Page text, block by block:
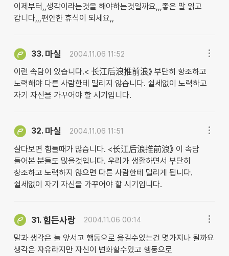
이제부터,,생각이라는것을 해야하는것일까요,,,좋은 말 읽고
갑니다,,,편안한 휴식이 되세요,,
33. 마실 2004.11.06 11:52
이런 속담이 있습니다.< 长江后浪推前浪》 부단히 항조하고
노력해야 다른 사람한테 밀리지 않습니다. 쉴세없이 노력하고
자기 자신을 가꾸어야 할 시기입니다.
32. 마실 2004.11.06 11:51
살다보면 힘들때가 많습니다. <长江后浪推前浪》 이 속담
들어본 분들도 많을것입니다. 우리가 생활하면서 부단히
창조하고 노력하지 않으면 다른 사람한테 밀리게 됩니다.
쉴세없이 자기 자신을 가꾸어야 할 시기입니다.
31. 힘든사랑 2004.11.06 00:14
말과 생각은 늘 앞서고 행동으로 옮길수있는건 몆가지나 될까요
생각은 자유라지만 자신이 변화할수있고 행동으로